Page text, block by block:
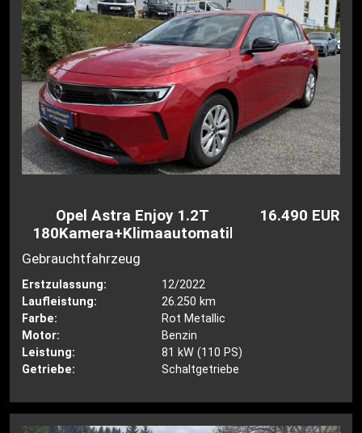
Opel Astra Enjoy 1.2T
180Kamera+Klimaautomatik+SHZ+LH
16.490 EUR
Gebrauchtfahrzeug
Erstzulassung:
12/2022
Laufleistung:
26.250 km
Farbe:
Rot Metallic
Motor:
Benzin
Leistung:
81 kW (110 PS)
Getriebe:
Schaltgetriebe